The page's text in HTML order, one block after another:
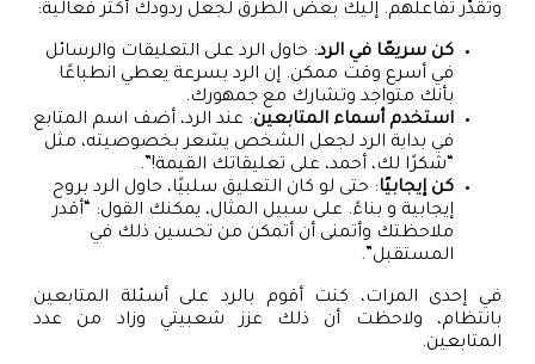
وتقدّر تفاعلهم. إليك بعض الطرق لجعل ردودك أكثر فعالية:
كن سريعًا في الرد: حاول الرد على التعليقات والرسائل
في أسرع وقت ممكن. إن الرد بسرعة يعطي انطباعًا
بأنك متواجد وتشارك مع جمهورك.
استخدم أسماء المتابعين: عند الرد، أضف اسم المتابع
في بداية الرد لجعل الشخص يشعر بخصوصيته، مثل
“شكرًا لك، أحمد، على تعليقاتك القيمة!”.
كن إيجابيًا: حتى لو كان التعليق سلبيًا، حاول الرد بروح
إيجابية و بناءً. على سبيل المثال، يمكنك القول: “أقدر
ملاحظتك وأتمنى أن أتمكن من تحسين ذلك في
المستقبل”.
في إحدى المرات، كنت أقوم بالرد على أسئلة المتابعين
بانتظام، ولاحظت أن ذلك عزز شعبيتي وزاد من عدد
المتابعين.